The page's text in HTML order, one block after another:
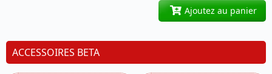
Ajoutez au panier
ACCESSOIRES BETA